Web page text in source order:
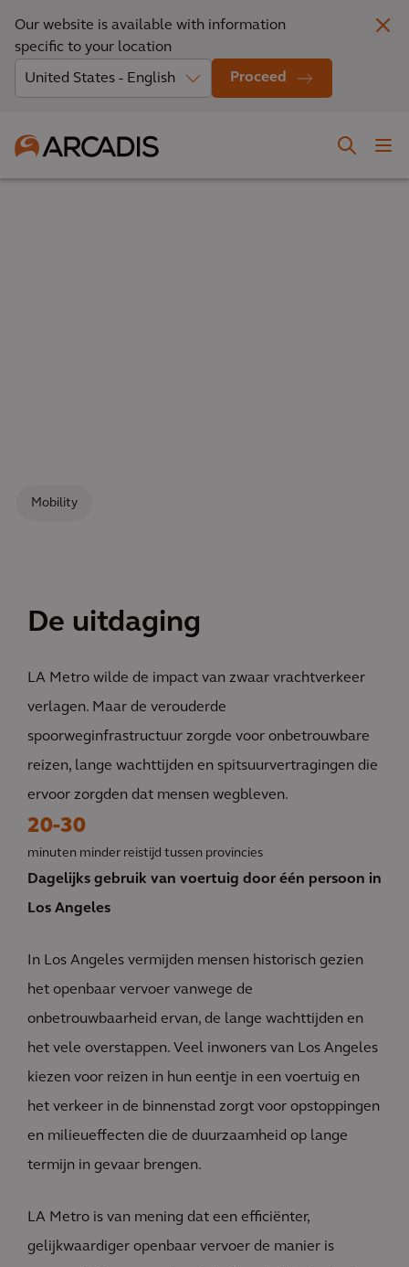
Our website is available with information
specific to your location
Proceed
Mobility
De uitdaging
LA Metro wilde de impact van zwaar vrachtverkeer
verlagen. Maar de verouderde
spoorweginfrastructuur zorgde voor onbetrouwbare
reizen, lange wachttijden en spitsuurvertragingen die
ervoor zorgden dat mensen wegbleven.
20-30
minuten minder reistijd tussen provincies
Dagelijks gebruik van voertuig door één persoon in
Los Angeles
In Los Angeles vermijden mensen historisch gezien
het openbaar vervoer vanwege de
onbetrouwbaarheid ervan, de lange wachttijden en
het vele overstappen. Veel inwoners van Los Angeles
kiezen voor reizen in hun eentje in een voertuig en
het verkeer in de binnenstad zorgt voor opstoppingen
en milieueffecten die de duurzaamheid op lange
termijn in gevaar brengen.
LA Metro is van mening dat een efficiënter,
gelijkwaardiger openbaar vervoer de manier is